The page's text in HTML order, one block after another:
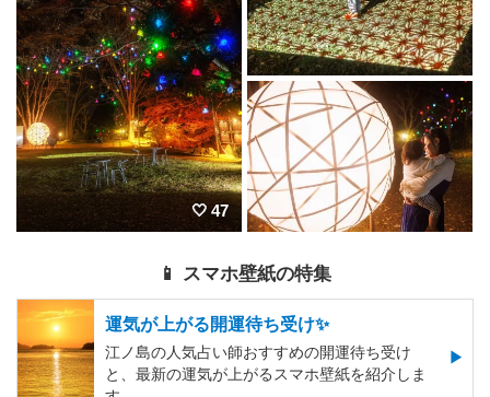
47
📱 スマホ壁紙の特集
運気が上がる開運待ち受け✨
江ノ島の人気占い師おすすめの開運待ち受け
と、最新の運気が上がるスマホ壁紙を紹介しま